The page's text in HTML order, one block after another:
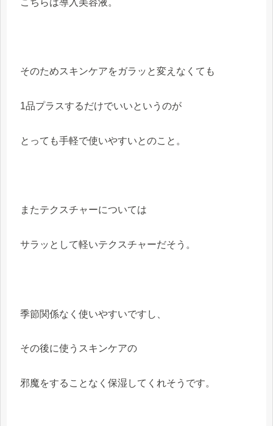
そのためスキンケアをガラッと変えなくても
1品プラスするだけでいいというのが
とっても手軽で使いやすいとのこと。
またテクスチャーについては
サラッとして軽いテクスチャーだそう。
季節関係なく使いやすいですし、
その後に使うスキンケアの
邪魔をすることなく保湿してくれそうです。